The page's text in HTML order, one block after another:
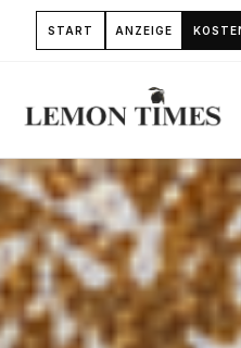
START ANZEIGE